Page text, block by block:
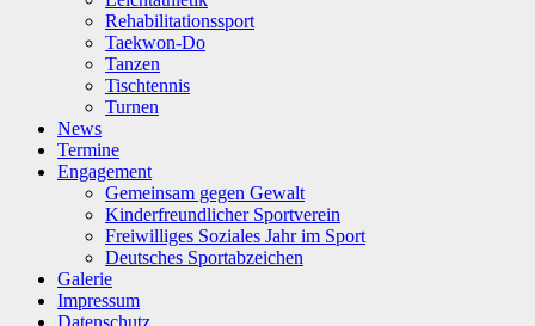
Rehabilitationssport
Taekwon-Do
Tanzen
Tischtennis
Turnen
News
Termine
Engagement
Gemeinsam gegen Gewalt
Kinderfreundlicher Sportverein
Freiwilliges Soziales Jahr im Sport
Deutsches Sportabzeichen
Galerie
Impressum
Datenschutz